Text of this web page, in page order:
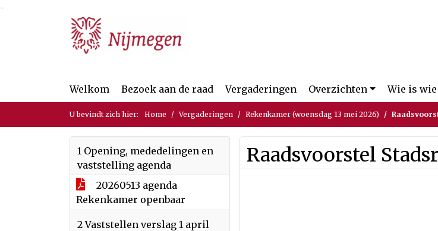
Ga naar de inhoud van deze pagina
Ga naar het zoeken
Ga naar het menu
Welkom Bezoek aan de raad Vergaderingen Overzichten Wie is wie
U bevindt zich hier: Home Vergaderingen Rekenkamer (woensdag 13 mei 2026)
1 Opening, mededelingen en
vaststelling agenda
20260513 agenda
Rekenkamer openbaar
2 Vaststellen verslag 1 april
Raadsvoorstel